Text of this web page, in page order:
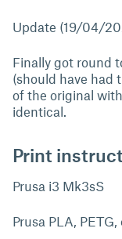
Update (19/04/
Finally got round
(should have had
of the original
identical.
Print
Prusa i3 Mk3sS
Prusa PLA, PETG,